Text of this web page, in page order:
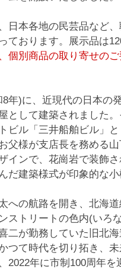
日本各地の民芸品など
ております。展示品は
個別商品の取り寄せの
年)に、近現代の日本の
として建築されました
ビル「三井船舶ビル」
父様が支店長を務める
インで、花崗岩で装飾
だ建築様式が印象的な小
への航路を開き、北海
ストリートの色内(いろ
二が勤務していた旧北
つて時代を切り拓き、
2022年に市制100周年